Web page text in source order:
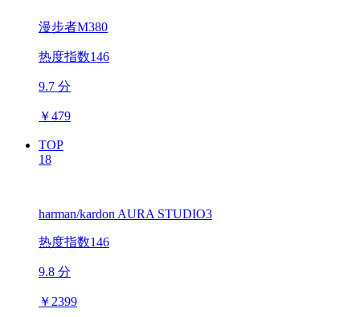
漫步者M380
热度指数146
9.7 分
￥479
TOP
18
harman/kardon AURA STUDIO3
热度指数146
9.8 分
￥ 2399